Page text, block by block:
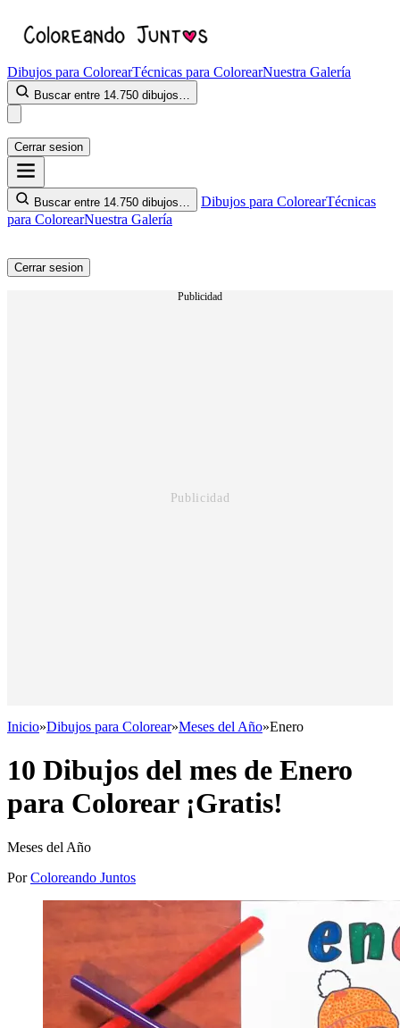
Dibujos para ColorearTécnicas para ColorearNuestra Galería
Buscar entre 14.750 dibujos…
Cerrar sesion
Buscar entre 14.750 dibujos… Dibujos para ColorearTécnicas
para ColorearNuestra Galería
Cerrar sesion
Publicidad
Inicio»Dibujos para Colorear»Meses del Año»Enero
10 Dibujos del mes de Enero
para Colorear ¡Gratis!
Meses del Año
PorColoreando Juntos